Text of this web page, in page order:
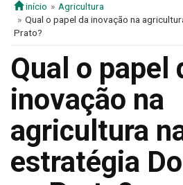
início
Agricultura
Qual o papel da inovação na
Prato?
Qual o papel
inovação na
agricultura
estratégia